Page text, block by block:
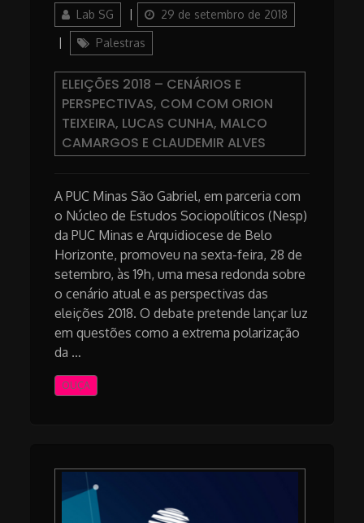
AuthorLab SG
Posted
on
29 de setembro de 2018
Categories
Palestras
ELEIÇÕES 2018 – CENÁRIOS E
PERSPECTIVAS, COM COM ORION
TEIXEIRA, LUCAS CUNHA, MALCO
CAMARGOS E CLAUDEMIR ALVES
A PUC Minas São Gabriel, em parceria com
o Núcleo de Estudos Sociopolíticos (Nesp)
da PUC Minas e Arquidiocese de Belo
Horizonte, promoveu na sexta-feira, 28 de
setembro, às 19h, uma mesa redonda sobre
o cenário atual e as perspectivas das
eleições 2018. O debate pretende lançar luz
em questões como a extrema polarização
da …
OUÇA